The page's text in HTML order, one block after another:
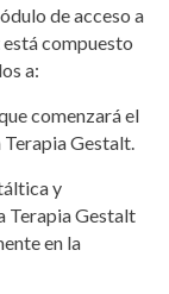
de acceso a
compuesto
a:
comenzará el
Gestalt.
y
Terapia Gestalt
en la